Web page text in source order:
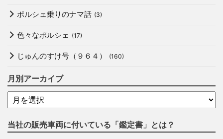
ポルシェ乗りのナマ話 (3)
色々なポルシェ (17)
じゅんのすけ号（９６４） (160)
月別アーカイブ
当社の販売車両に付いている「鑑定書」とは？